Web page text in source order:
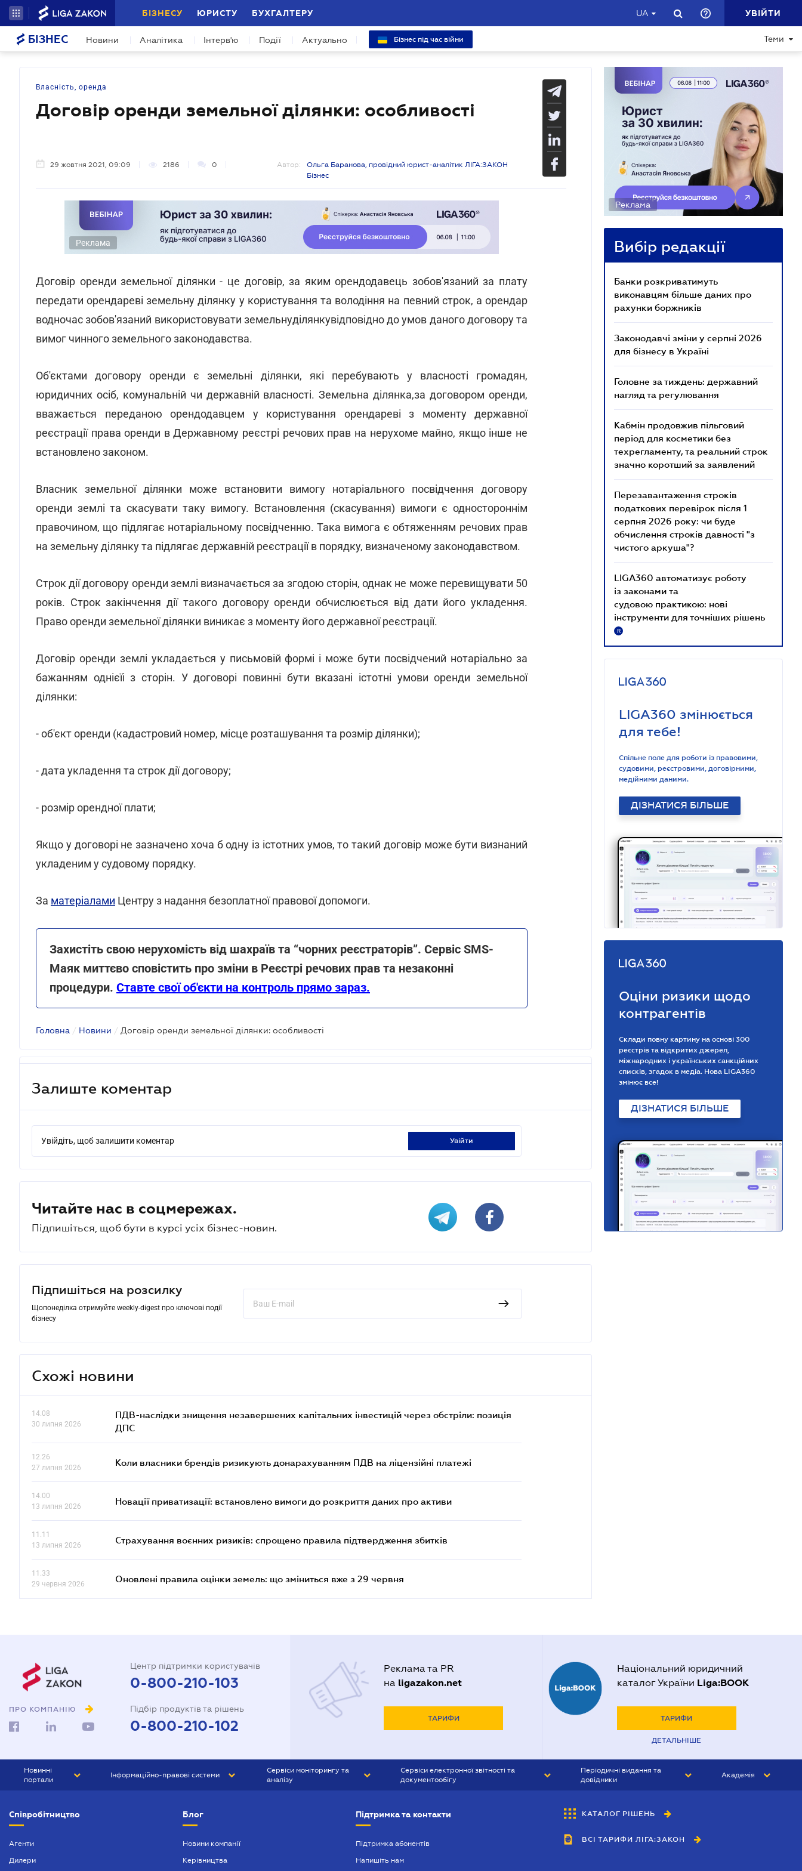
БІЗНЕСУ ЮРИСТУ БУХГАЛТЕРУ UA УВІЙТИ
БІЗНЕС Новини Аналітика Інтерв'ю Події Актуально Бізнес під час війни Теми
Власність, оренда
Договір оренди земельної ділянки: особливості
29 жовтня 2021, 09:09 2186 0 Автор:
Ольга Баранова, провідний юрист-аналітик ЛІГА:ЗАКОН
Бізнес
Реклама
Договір оренди земельної ділянки - це договір, за яким орендодавець зобов'язаний за плату
передати орендареві земельну ділянку у користування та володіння на певний строк, а орендар
водночас зобов'язаний використовувати земельнуділянкувідповідно до умов даного договору та
вимог чинного земельного законодавства.
Об'єктами договору оренди є земельні ділянки, які перебувають у власності громадян,
юридичних осіб, комунальній чи державній власності. Земельна ділянка,за договором оренди,
вважається переданою орендодавцем у користування орендареві з моменту державної
реєстрації права оренди в Державному реєстрі речових прав на нерухоме майно, якщо інше не
встановлено законом.
Власник земельної ділянки може встановити вимогу нотаріального посвідчення договору
оренди землі та скасувати таку вимогу. Встановлення (скасування) вимоги є одностороннім
правочином, що підлягає нотаріальному посвідченню. Така вимога є обтяженням речових прав
на земельну ділянку та підлягає державній реєстрації в порядку, визначеному законодавством.
Строк дії договору оренди землі визначається за згодою сторін, однак не може перевищувати 50
років. Строк закінчення дії такого договору оренди обчислюється від дати його укладення.
Право оренди земельної ділянки виникає з моменту його державної реєстрації.
Договір оренди землі укладається у письмовій формі і може бути посвідчений нотаріально за
бажанням однієїі з сторін. У договорі повинні бути вказані істотні умови оренди земельної
ділянки:
- об'єкт оренди (кадастровий номер, місце розташування та розмір ділянки);
- дата укладення та строк дії договору;
- розмір орендної плати;
Якщо у договорі не зазначено хоча б одну із істотних умов, то такий договір може бути визнаний
укладеним у судовому порядку.
За матеріалами Центру з надання безоплатної правової допомоги.
Захистіть свою нерухомість від шахраїв та “чорних реєстраторів”. Сервіс SMS-
Маяк миттєво сповістить про зміни в Реєстрі речових прав та незаконні
процедури. Ставте свої об'єкти на контроль прямо зараз.
Головна / Новини / Договір оренди земельної ділянки: особливості
Залиште коментар
Увійдіть, щоб залишити коментар увійти
Читайте нас в соцмережах.
Підпишіться, щоб бути в курсі усіх бізнес-новин.
Підпишіться на розсилку
Щопонеділка отримуйте weekly-digest про ключові події
бізнесу
Схожі новини
14.08
30 липня 2026
ПДВ-наслідки знищення незавершених капітальних інвестицій через обстріли: позиція
ДПС
12.26
27 липня 2026
Коли власники брендів ризикують донарахуванням ПДВ на ліцензійні платежі
14.00
13 липня 2026
Новації приватизації: встановлено вимоги до розкриття даних про активи
11.11
13 липня 2026
Страхування воєнних ризиків: спрощено правила підтвердження збитків
11.33
29 червня 2026
Оновлені правила оцінки земель: що зміниться вже з 29 червня
Реклама
Вибір редакції
Банки розкриватимуть
виконавцям більше даних про
рахунки боржників
Законодавчі зміни у серпні 2026
для бізнесу в Україні
Головне за тиждень: державний
нагляд та регулювання
Кабмін продовжив пільговий
період для косметики без
техрегламенту, та реальний строк
значно коротший за заявлений
Перезавантаження строків
податкових перевірок після 1
серпня 2026 року: чи буде
обчислення строків давності "з
чистого аркуша"?
LIGA360 автоматизує роботу
із законами та
судовою практикою: нові
інструменти для точніших рішень
R
LIGA360 змінюється
для тебе!
Спільне поле для роботи із правовими,
судовими, реєстровими, договірними,
медійними даними.
ДІЗНАТИСЯ БІЛЬШЕ
Оціни ризики щодо
контрагентів
Склади повну картину на основі 300
реєстрів та відкритих джерел,
міжнародних і українських санкційних
списків, згадок в медіа. Нова LIGA360
змінює все!
ДІЗНАТИСЯ БІЛЬШЕ
ПРО КОМПАНІЮ
Центр підтримки користувачів
0-800-210-103
Підбір продуктів та рішень
0-800-210-102
Реклама та PR
на ligazakon.net
ТАРИФИ
Національний юридичний
каталог України Liga:BOOK
ТАРИФИ
ДЕТАЛЬНІШЕ
Новинні
портали
БІЗНЕС
Інформаційно-правові системи
БУХГАЛТЕР ПРОФ
Сервіси моніторингу та
аналізу
Сервіси електронної звітності та
документообігу
Періодичні видання та
довідники
БУХГАЛТЕР&ЗАКОН
ВІСНИК МСФЗ
Академія
Співробітництво
Агенти
Дилери
Блог
Новини компанії
Керівництва
Підтримка та контакти
Підтримка абонентів
Напишіть нам
КАТАЛОГ РІШЕНЬ
ВСІ ТАРИФИ ЛІГА:ЗАКОН